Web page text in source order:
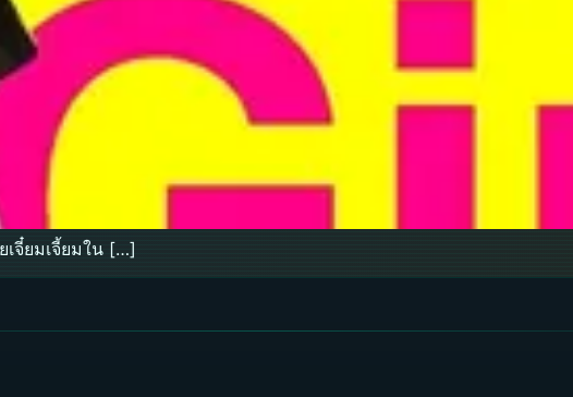
จี๋ยมเจี้ยมใน […]